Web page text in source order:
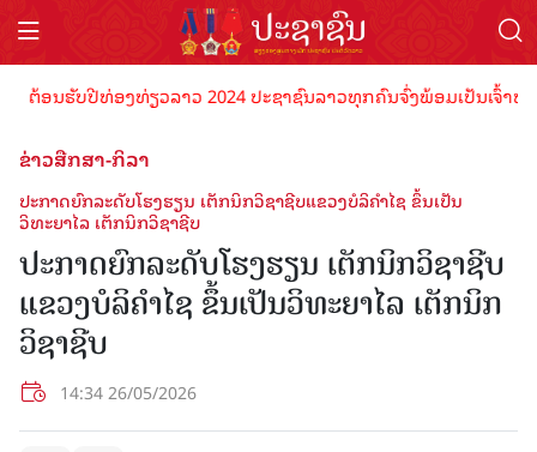
ຕ້ອນຮັບປີທ່ອງທ່ຽວລາວ 2024 ປະຊາຊົນລາວທຸກຄົນຈົ່ງພ້ອມເປັນເຈົ້າພ
ຂ່າວສືກສາ-ກິລາ
ປະກາດຍົກລະດັບໂຮງຮຽນ ເຕັກນິກວິຊາຊີບແຂວງບໍລິຄຳໄຊ ຂຶ້ນເປັນ
ວິທະຍາໄລ ເຕັກນິກວິຊາຊີບ
ປະກາດຍົກລະດັບໂຮງຮຽນ ເຕັກນິກວິຊາຊີບ
ແຂວງບໍລິຄຳໄຊ ຂຶ້ນເປັນວິທະຍາໄລ ເຕັກນິກ
ວິຊາຊີບ
14:34 26/05/2026